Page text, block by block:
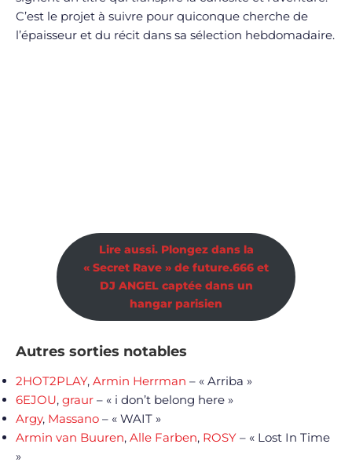
C’est le projet à suivre pour quiconque cherche de
l’épaisseur et du récit dans sa sélection hebdomadaire.
Lire aussi. Plongez dans la
« Secret Rave » de future.666 et
DJ ANGEL captée dans un
hangar parisien
Autres sorties notables
2HOT2PLAY, Armin Herrman – « Arriba »
6EJOU, graur – « i don’t belong here »
Argy, Massano – « WAIT »
Armin van Buuren, Alle Farben, ROSY – « Lost In Time
»